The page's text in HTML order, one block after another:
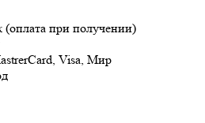
при получении)
Visa, Мир